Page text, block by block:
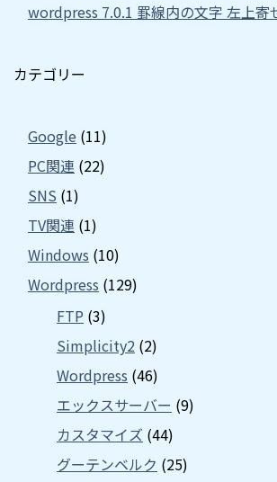
wordpress 7.0.1 罫線内の文字 左上寄
カテゴリー
Google (11)
PC関連 (22)
SNS (1)
TV関連 (1)
Windows (10)
Wordpress (129)
FTP (3)
Simplicity2 (2)
Wordpress (46)
エックスサーバー (9)
カスタマイズ (44)
グーテンベルク (25)